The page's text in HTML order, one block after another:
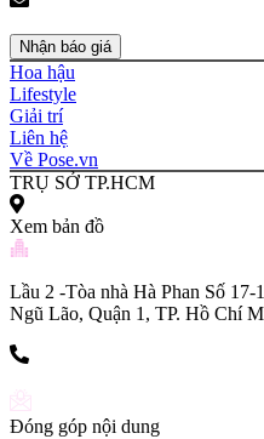
Nhận báo giá
Hoa hậu
Lifestyle
Giải trí
Liên hệ
Về Pose.vn
TRỤ SỞ TP.HCM
Xem bản đồ
Lầu 2 -Tòa nhà Hà Phan Số
Ngũ Lão, Quận 1, TP. Hồ Chí
Đóng góp nội dung